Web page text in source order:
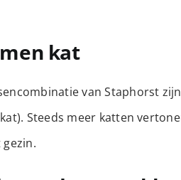
kat
van Staphorst
Steeds meer katten